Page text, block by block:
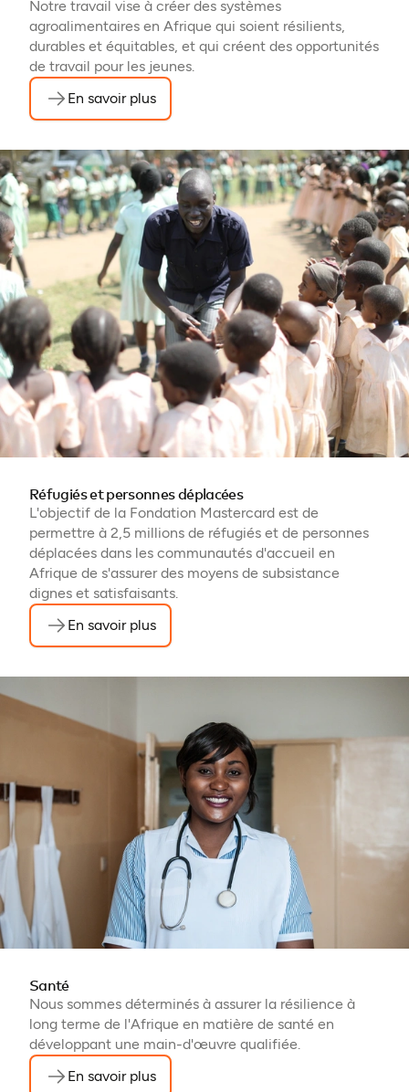
Notre travail vise à créer des systèmes
agroalimentaires en Afrique qui soient résilients,
durables et équitables, et qui créent des opportunités
de travail pour les jeunes.
En savoir plus
Réfugiés et personnes déplacées
L'objectif de la Fondation Mastercard est de
permettre à 2,5 millions de réfugiés et de personnes
déplacées dans les communautés d'accueil en
Afrique de s'assurer des moyens de subsistance
dignes et satisfaisants.
En savoir plus
Santé
Nous sommes déterminés à assurer la résilience à
long terme de l'Afrique en matière de santé en
développant une main-d'œuvre qualifiée.
En savoir plus